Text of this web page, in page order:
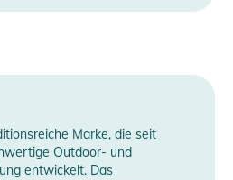
Marke, die seit
Outdoor- und
entwickelt. Das